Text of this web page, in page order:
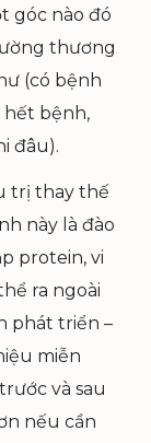
góc nào đó
thương
(có bệnh
hết bệnh,
đâu).
trị thay thế
này là đào
protein, vi
ra ngoài
phát triển –
miễn
và sau
nếu cần